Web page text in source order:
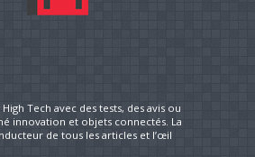
Tech avec des tests, des avis ou
innovation et objets connectés. La
de tous les articles et l’œil